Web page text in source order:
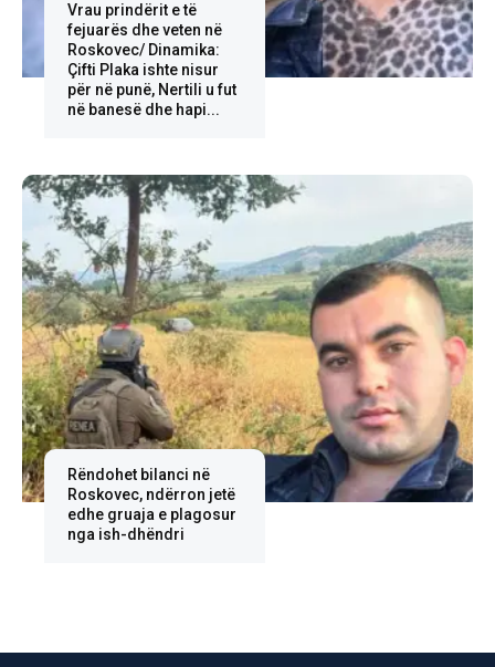
Vrau prindërit e të
fejuarës dhe veten në
Roskovec/ Dinamika:
Çifti Plaka ishte nisur
për në punë, Nertili u fut
në banesë dhe hapi...
Rëndohet bilanci në
Roskovec, ndërron jetë
edhe gruaja e plagosur
nga ish-dhëndri